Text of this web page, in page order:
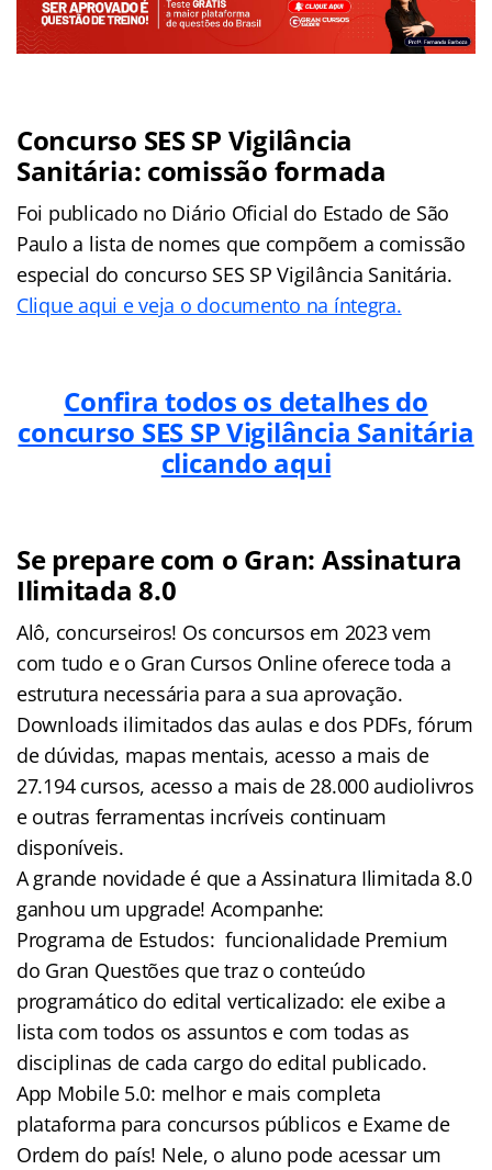
Concurso SES SP Vigilância
Sanitária: comissão formada
Foi publicado no Diário Oficial do Estado de São
Paulo a lista de nomes que compõem a comissão
especial do concurso SES SP Vigilância Sanitária.
Clique aqui e veja o documento na íntegra.
Confira todos os detalhes do
concurso SES SP Vigilância Sanitária
clicando aqui
Se prepare com o Gran: Assinatura
Ilimitada 8.0
Alô, concurseiros! Os concursos em 2023 vem
com tudo e o Gran Cursos Online oferece toda a
estrutura necessária para a sua aprovação.
Downloads ilimitados das aulas e dos PDFs, fórum
de dúvidas, mapas mentais, acesso a mais de
27.194 cursos, acesso a mais de 28.000 audiolivros
e outras ferramentas incríveis continuam
disponíveis.
A grande novidade é que a Assinatura Ilimitada 8.0
ganhou um upgrade! Acompanhe:
Programa de Estudos: funcionalidade Premium
do Gran Questões que traz o conteúdo
programático do edital verticalizado: ele exibe a
lista com todos os assuntos e com todas as
disciplinas de cada cargo do edital publicado.
App Mobile 5.0: melhor e mais completa
plataforma para concursos públicos e Exame de
Ordem do país! Nele, o aluno pode acessar um